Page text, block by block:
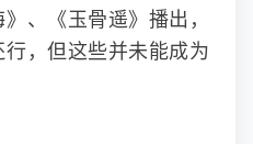
、《玉骨遥》播出，
，但这些并未能成为